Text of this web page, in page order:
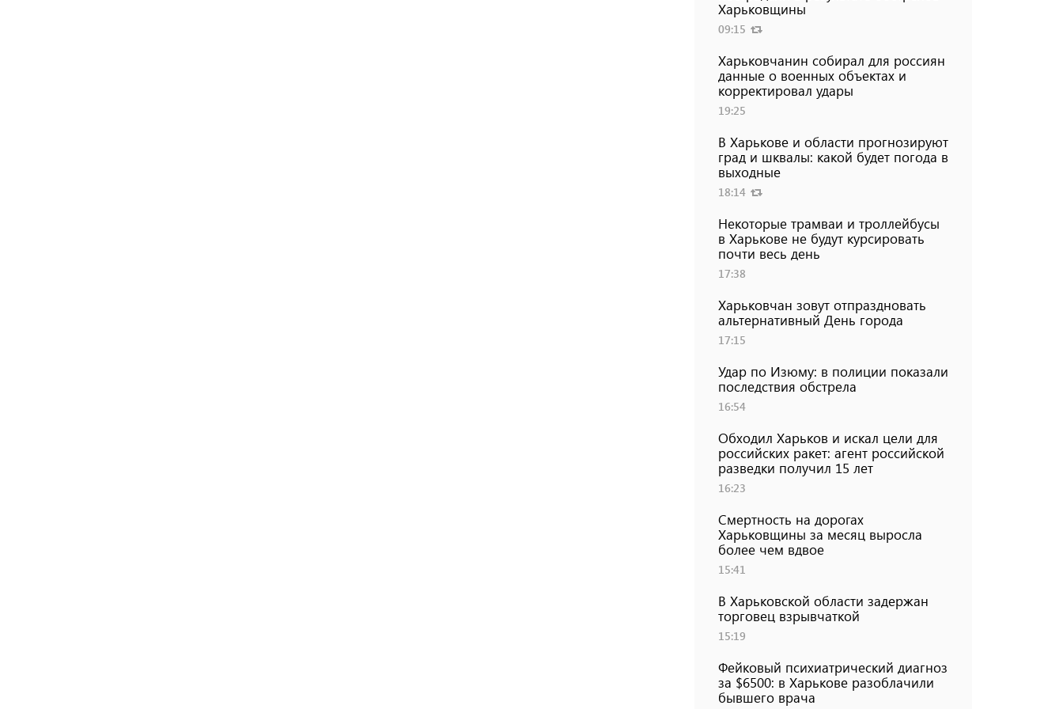
Харьковщины
09:15
Харьковчанин собирал для россиян
данные о военных объектах и ​​
корректировал удары
19:25
В Харькове и области прогнозируют
град и шквалы: какой будет погода в
выходные
18:14
Некоторые трамваи и троллейбусы
в Харькове не будут курсировать
почти весь день
17:38
Харьковчан зовут отпраздновать
альтернативный День города
17:15
Удар по Изюму: в полиции показали
последствия обстрела
16:54
Обходил Харьков и искал цели для
российских ракет: агент российской
разведки получил 15 лет
16:23
Смертность на дорогах
Харьковщины за месяц выросла
более чем вдвое
15:41
В Харьковской области задержан
торговец взрывчаткой
15:19
Фейковый психиатрический диагноз
за $6500: в Харькове разоблачили
бывшего врача